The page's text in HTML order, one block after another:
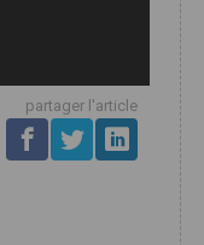
partager l'article